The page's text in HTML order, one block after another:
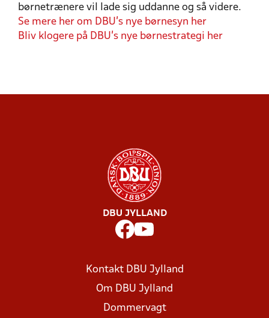
børnetrænere vil lade sig uddanne og så videre.
Se mere her om DBU's nye børnesyn her
Bliv klogere på DBU's nye børnestrategi her
DBU JYLLAND
Kontakt DBU Jylland
Om DBU Jylland
Dommervagt